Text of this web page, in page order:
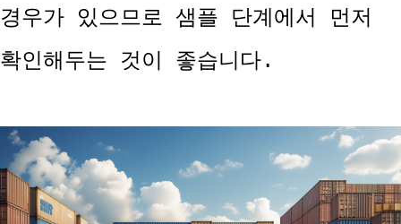
경우가 있으므로 샘플 단계에서 먼저
확인해두는 것이 좋습니다.